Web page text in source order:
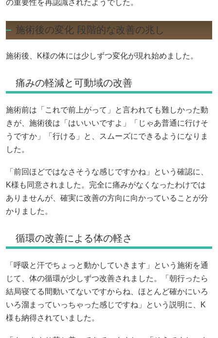
の重要性を再認識されたようでした。
施術後の変化 段階的な改善の兆し
施術後、K様の体には少しずつ変化が現れ始めました。
痛みの軽減と可動域の改善
施術前は「これで前上がって」と言われても難しかった動
きが、施術後は「はいいいですよ」「じゃあ普通に行けそ
うですか」「行ける」と、スムーズにできるようになりま
した。
「前回ほどではなさそうな感じですかね」という確認に、
K様も同意されました。完全に痛みがなくなったわけでは
ありませんが、確実に改善の方向に向かっていることが分
かりました。
循環の改善による体の軽さ
「呼吸と汗でちょっと動かしていきます」という施術を通
じて、体の循環が少しずつ改善されました。「朝行ったら
結局寝てる間動いてないですからね、ほとんど確かにいろ
いろ溜まっていっちゃった感じですね」という説明に、K
様も納得されていました。